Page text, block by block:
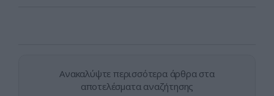
Ανακαλύψτε περισσότερα άρθρα στα
αποτελέσματα αναζήτησης